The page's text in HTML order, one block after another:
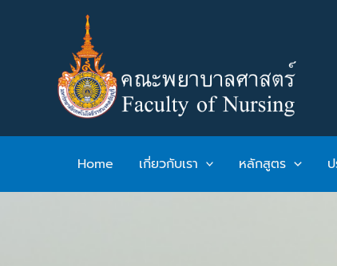
Home เกี่ยวกับเรา หลักสูตร